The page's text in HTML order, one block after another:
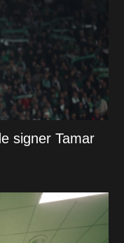
signer Tamar